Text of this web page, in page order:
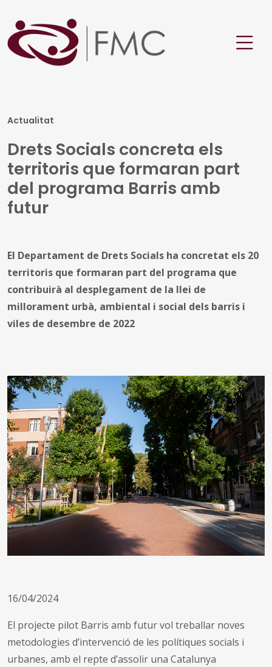
Actualitat
Drets Socials concreta els
territoris que formaran part
del programa Barris amb
futur
El Departament de Drets Socials ha concretat els 20
territoris que formaran part del programa que
contribuirà al desplegament de la llei de
millorament urbà, ambiental i social dels barris i
viles de desembre de 2022
16/04/2024
El projecte pilot Barris amb futur vol treballar noves
metodologies d’intervenció de les polítiques socials i
urbanes, amb el repte d’assolir una Catalunya